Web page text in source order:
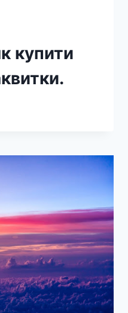
купити